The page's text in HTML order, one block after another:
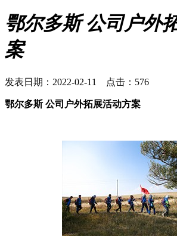
鄂尔多斯 公司户外
案
发表日期：2022-02-11 点击：576
鄂尔多斯 公司户外拓展活动方案